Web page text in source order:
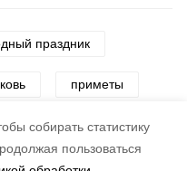
собирать статистику
пользоваться
праздник
приметы